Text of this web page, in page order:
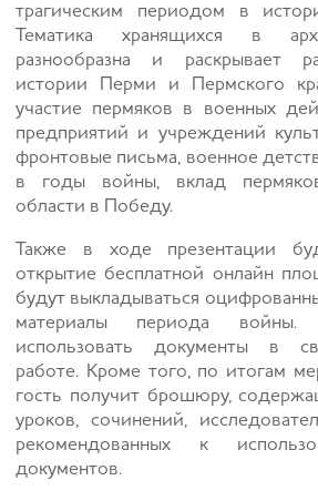
трагическим периодом в
Тематика хранящихся в
разнообразна и раскрывает
истории Перми и Пермского
участие пермяков в военных
предприятий и учреждений
фронтовые письма, военное
в годы войны, вклад
области в Победу.
Также в ходе презентации
открытие бесплатной онлайн
будут выкладываться
материалы периода войны.
использовать документы в
работе. Кроме того, по итогам
гость получит брошюру,
уроков, сочинений,
рекомендованных к
документов.